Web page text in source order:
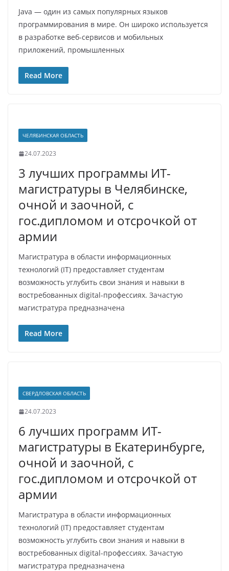
Java — один из самых популярных языков
программирования в мире. Он широко используется
в разработке веб-сервисов и мобильных
приложений, промышленных
Read More
ЧЕЛЯБИНСКАЯ ОБЛАСТЬ
24.07.2023
3 лучших программы ИТ-
магистратуры в Челябинске,
очной и заочной, с
гос.дипломом и отсрочкой от
армии
Магистратура в области информационных
технологий (IT) предоставляет студентам
возможность углубить свои знания и навыки в
востребованных digital-профессиях. Зачастую
магистратура предназначена
Read More
СВЕРДЛОВСКАЯ ОБЛАСТЬ
24.07.2023
6 лучших программ ИТ-
магистратуры в Екатеринбурге,
очной и заочной, с
гос.дипломом и отсрочкой от
армии
Магистратура в области информационных
технологий (IT) предоставляет студентам
возможность углубить свои знания и навыки в
востребованных digital-профессиях. Зачастую
магистратура предназначена